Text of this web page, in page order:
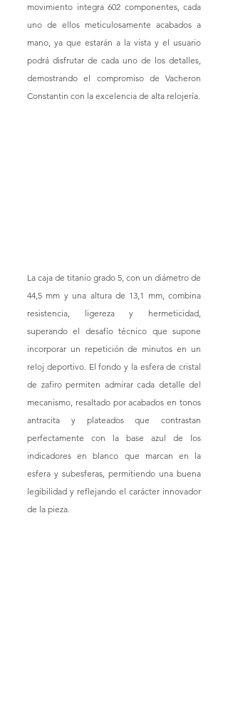
movimiento integra 602 componentes, cada
uno de ellos meticulosamente acabados a
mano, ya que estarán a la vista y el usuario
podrá disfrutar de cada uno de los detalles,
demostrando el compromiso de Vacheron
La caja de titanio grado 5, con un diámetro de
44,5 mm y una altura de 13,1 mm, combina
resistencia, ligereza y hermeticidad,
superando el desafío técnico que supone
incorporar un repetición de minutos en un
reloj deportivo. El fondo y la esfera de cristal
de zafiro permiten admirar cada detalle del
mecanismo, resaltado por acabados en tonos
antracita y plateados que contrastan
perfectamente con la base azul de los
indicadores en blanco que marcan en la
esfera y subesferas, permitiendo una buena
legibilidad y reflejando el carácter innovador
de la pieza.